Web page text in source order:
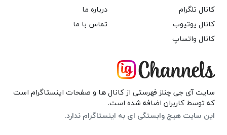
کانال تلگرام
کانال یوتیوب
کانال واتساپ
درباره ما
تماس با ما
سایت آی جی چنلز فهرستی از کانال ها و صفحات اینستاگرام است
که توسط کاربران اضافه شده است.
این سایت هیچ وابستگی ای به اینستاگرام ندارد.